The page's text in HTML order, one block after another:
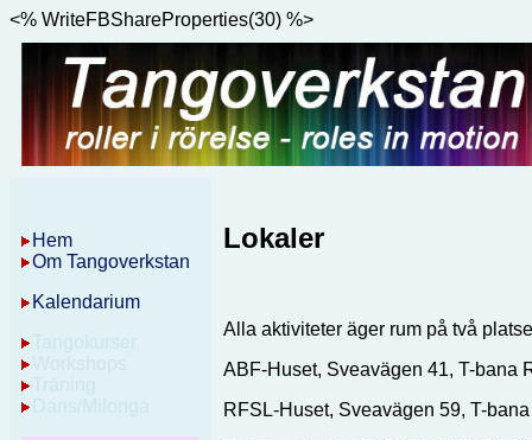
<% WriteFBShareProperties(30) %>
Hem
Om Tangoverkstan
Kalendarium
Lokaler
Alla aktiviteter äger rum på två
ABF-Huset, Sveavägen 41, T-bana
RFSL-Huset, Sveavägen 59, T-